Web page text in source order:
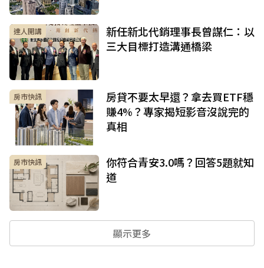
達人開講
新任新北代銷理事長曾謀仁：以
三大目標打造溝通橋梁
房市快訊
房貸不要太早還？拿去買ETF穩
賺4%？專家揭短影音沒說完的
真相
房市快訊
你符合青安3.0嗎？回答5題就知
道
顯示更多